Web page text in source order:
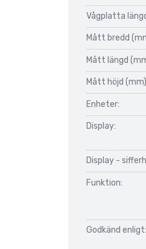
Vågplatta
Mått bredd
Mått längd
Mått höjd
Enheter:
Display:
Display -
Funktion:
Godkänd enligt: